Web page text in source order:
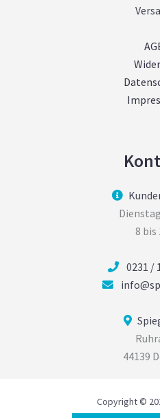
8 bis
0231 /
44139
Copyright ©